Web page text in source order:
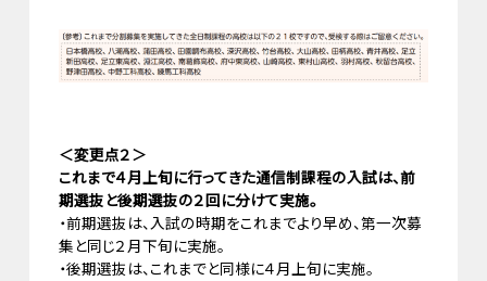
＜変更点２＞
これまで４月上旬に行ってきた通信制課程の入試は、前
期選抜と後期選抜の２回に分けて実施。
・前期選抜は、入試の時期をこれまでより早め、第一次募
集と同じ２月下旬に実施。
・後期選抜は、これまでと同様に４月上旬に実施。